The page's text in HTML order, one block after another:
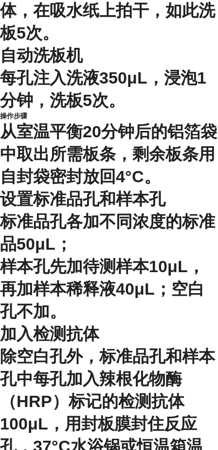
体，在吸水纸上拍干，如此洗
板5次。
自动洗板机
每孔注入洗液350μL，浸泡1
分钟，洗板5次。
操作步骤
从室温平衡20分钟后的铝箔袋
中取出所需板条，剩余板条用
自封袋密封放回4°C。
设置标准品孔和样本孔
标准品孔各加不同浓度的标准
品50μL；
样本孔先加待测样本10μL，
再加样本稀释液40μL；空白
孔不加。
加入检测抗体
除空白孔外，标准品孔和样本
孔中每孔加入辣根化物酶
（HRP）标记的检测抗体
100μL，用封板膜封住反应
孔，37°C水浴锅或恒温箱温